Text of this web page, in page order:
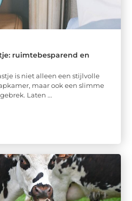
ruimtebesparend en
is niet alleen een stijlvolle
maar ook een slimme
Laten ...